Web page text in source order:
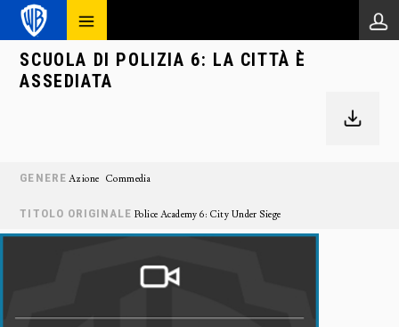
SCUOLA DI POLIZIA 6: LA CITTÀ È
ASSEDIATA
GENERE Azione Commedia
TITOLO ORIGINALE Police Academy 6: City Under Siege